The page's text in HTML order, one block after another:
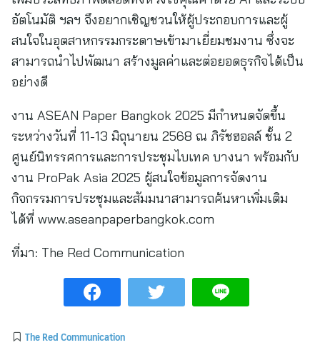
อัตโนมัติ ฯลฯ จึงอยากเชิญชวนให้ผู้ประกอบการและผู้
สนใจในอุตสาหกรรมกระดาษเข้ามาเยี่ยมชมงาน ซึ่งจะ
สามารถนำไปพัฒนา สร้างมูลค่าและต่อยอดธุรกิจได้เป็น
อย่างดี
งาน ASEAN Paper Bangkok 2025 มีกำหนดจัดขึ้น
ระหว่างวันที่ 11-13 มิถุนายน 2568 ณ ภิรัชฮอลล์ ชั้น 2
ศูนย์นิทรรศการและการประชุมไบเทค บางนา พร้อมกับ
งาน ProPak Asia 2025 ผู้สนใจข้อมูลการจัดงาน
กิจกรรมการประชุมและสัมมนาสามารถค้นหาเพิ่มเติม
ได้ที่ www.aseanpaperbangkok.com
ที่มา: The Red Communication
The Red Communication